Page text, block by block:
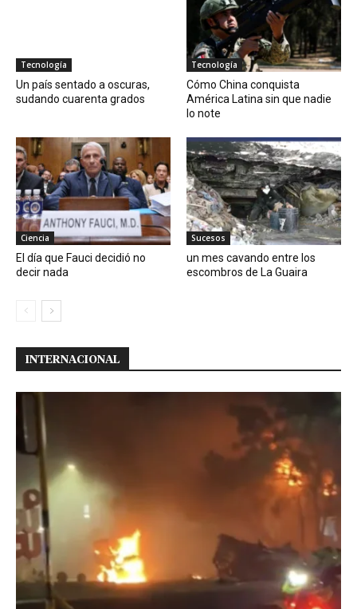
Tecnología
Un país sentado a oscuras,
sudando cuarenta grados
Tecnología
Cómo China conquista
América Latina sin que nadie
lo note
Ciencia
El día que Fauci decidió no
decir nada
Sucesos
un mes cavando entre los
escombros de La Guaira
INTERNACIONAL